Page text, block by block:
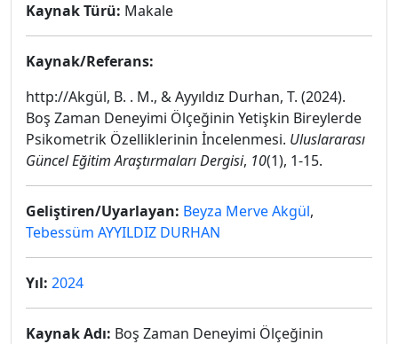
Kaynak Türü: Makale
Kaynak/Referans:
http://Akgül, B. . M., & Ayyıldız Durhan, T. (2024).
Boş Zaman Deneyimi Ölçeğinin Yetişkin Bireylerde
Psikometrik Özelliklerinin İncelenmesi. Uluslararası
Güncel Eğitim Araştırmaları Dergisi, 10(1), 1-15.
Geliştiren/Uyarlayan: Beyza Merve Akgül,
Tebessüm AYYILDIZ DURHAN
Yıl: 2024
Kaynak Adı: Boş Zaman Deneyimi Ölçeğinin